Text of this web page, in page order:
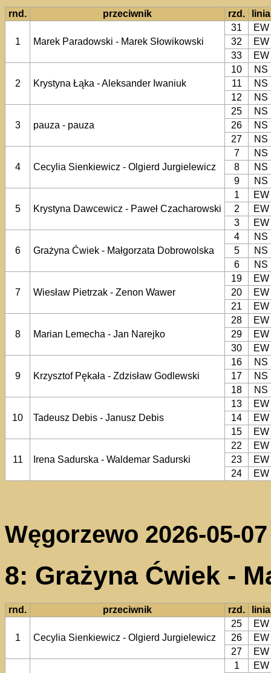
rnd. przeciwnik rzd. linia
1 Marek Paradowski - Marek Słowikowski
31
EW
32
EW
33
EW
2 Krystyna Łąka - Aleksander Iwaniuk
10
NS
11
NS
12
NS
3 pauza - pauza
25
NS
26
NS
27
NS
4 Cecylia Sienkiewicz - Olgierd Jurgielewicz
7
NS
8
NS
9
NS
5 Krystyna Dawcewicz - Paweł Czacharowski
1
EW
2
EW
3
EW
6 Grażyna Ćwiek - Małgorzata Dobrowolska
4
NS
5
NS
6
NS
7 Wiesław Pietrzak - Zenon Wawer
19
EW
20
EW
21
EW
8 Marian Lemecha - Jan Narejko
28
EW
29
EW
30
EW
9 Krzysztof Pękała - Zdzisław Godlewski
16
NS
17
NS
18
NS
10 Tadeusz Debis - Janusz Debis
13
EW
14
EW
15
EW
11 Irena Sadurska - Waldemar Sadurski
22
EW
23
EW
24
EW
Węgorzewo 2026-05-07
8: Grażyna Ćwiek -
rnd. przeciwnik rzd. linia
1 Cecylia Sienkiewicz - Olgierd Jurgielewicz
25
EW
26
EW
27
EW
1
EW